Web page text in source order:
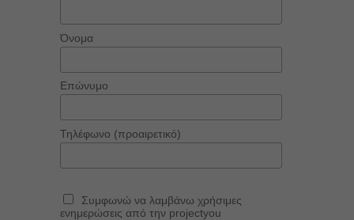
Όνομα
Επώνυμο
Τηλέφωνο (προαιρετικό)
Συμφωνώ να λαμβάνω χρήσιμες
ενημερώσεις από την projectyou